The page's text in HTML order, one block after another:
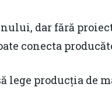
dar fără
conecta
lege producția